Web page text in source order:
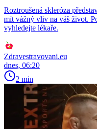
Roztroušená skleróza
mít vážný vliv na váš život.
vyhledejte lékaře.
Zdravestravovani.eu
dnes, 06:20
2 min